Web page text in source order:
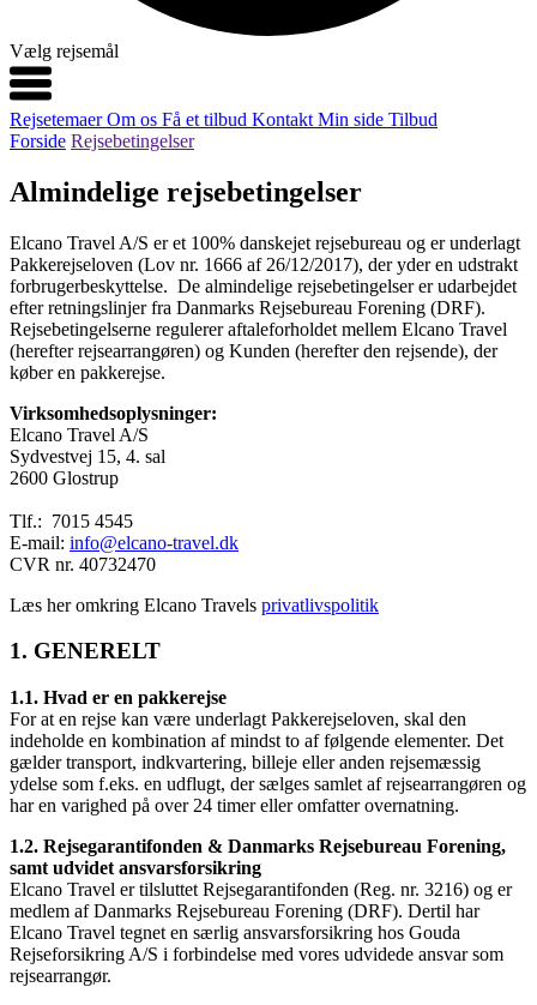
Vælg rejsemål
RejsetemaerOm os Få et tilbud Kontakt Min side Tilbud
Forside Rejsebetingelser
Almindelige rejsebetingelser
Elcano Travel A/S er et 100% danskejet rejsebureau og er underlagt
Pakkerejseloven (Lov nr. 1666 af 26/12/2017), der yder en udstrakt
forbrugerbeskyttelse. De almindelige rejsebetingelser er udarbejdet
efter retningslinjer fra Danmarks Rejsebureau Forening (DRF).
Rejsebetingelserne regulerer aftaleforholdet mellem Elcano Travel
(herefter rejsearrangøren) og Kunden (herefter den rejsende), der
køber en pakkerejse.
Virksomhedsoplysninger:
Elcano Travel A/S
Sydvestvej 15, 4. sal
2600 Glostrup
Tlf.: 7015 4545
E-mail: info@elcano-travel.dk
CVR nr. 40732470
Læs her omkring Elcano Travels privatlivspolitik
1. GENERELT
1.1. Hvad er en pakkerejse
For at en rejse kan være underlagt Pakkerejseloven, skal den
indeholde en kombination af mindst to af følgende elementer. Det
gælder transport, indkvartering, billeje eller anden rejsemæssig
ydelse som f.eks. en udflugt, der sælges samlet af rejsearrangøren og
har en varighed på over 24 timer eller omfatter overnatning.
1.2. Rejsegarantifonden & Danmarks Rejsebureau Forening,
samt udvidet ansvarsforsikring
Elcano Travel er tilsluttet Rejsegarantifonden (Reg. nr. 3216) og er
medlem af Danmarks Rejsebureau Forening (DRF). Dertil har
Elcano Travel tegnet en særlig ansvarsforsikring hos Gouda
Rejseforsikring A/S i forbindelse med vores udvidede ansvar som
rejsearrangør.